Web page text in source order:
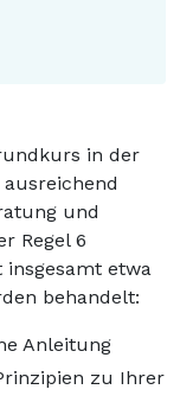
in der
und
Regel 6
insgesamt etwa
behandelt:
Anleitung
zu Ihrer